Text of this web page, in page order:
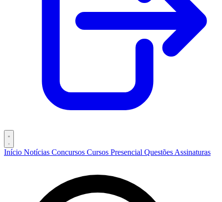
Início Notícias Concursos Cursos Presencial Questões Assinaturas